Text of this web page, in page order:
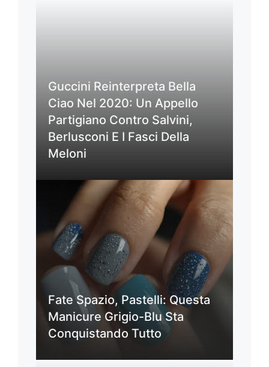
Guccini Reinterpreta Bella
Ciao Nel 2020: Un Appello
Partigiano Contro Salvini,
Berlusconi E I Fasci Della
Meloni
Fate Spazio, Pastelli: Questa
Manicure Grigio-Blu Sta
Conquistando Tutto